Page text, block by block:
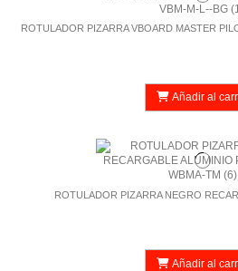
ROTULADOR PIZARRA VBOARD MASTER
Añadir al
ROTULADOR PIZARRA NEGRO
Añadir al